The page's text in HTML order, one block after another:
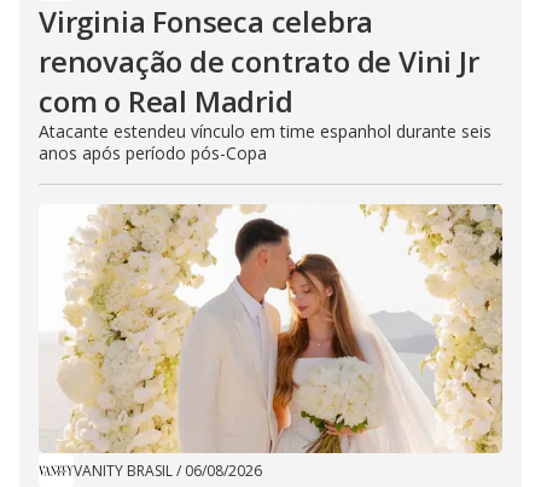
Virginia Fonseca celebra
renovação de contrato de Vini Jr
com o Real Madrid
Atacante estendeu vínculo em time espanhol durante seis
anos após período pós-Copa
VANITY BRASIL/ 06/08/2026